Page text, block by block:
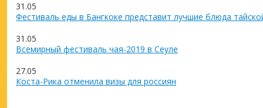
31.05
Фестиваль еды в Бангкоке представит лучшие блюда
31.05
Всемирный фестиваль чая-2019 в Сеуле
27.05
Коста-Рика отменила визы для россиян